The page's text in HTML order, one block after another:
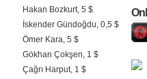
Hakan Bozkurt, 5 $
İskender Gündoğdu, 0,5 $
Ömer Kara, 5 $
Gökhan Çokşen, 1 $
Çağrı Harput, 1 $